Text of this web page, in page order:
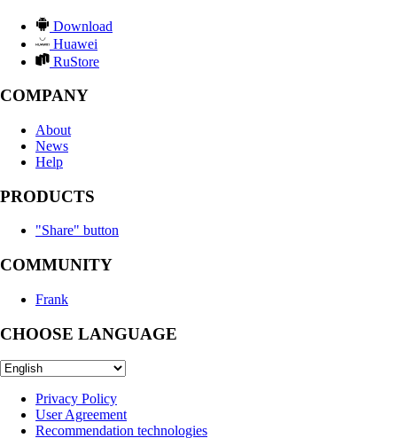
Download
Huawei
RuStore
COMPANY
About
News
Help
PRODUCTS
"Share" button
COMMUNITY
Frank
CHOOSE LANGUAGE
Privacy Policy
User Agreement
Recommendation technologies